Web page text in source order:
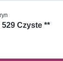
Czyste **